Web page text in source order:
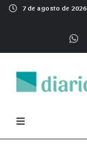
7 de agosto de 2026